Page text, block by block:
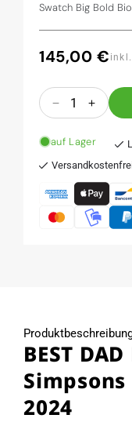
Swatch Big Bold
Normaler
145,00 €
Anzahl
Verringere
Menge
für
DAD
EVER
The
Erhöhe
Menge
für
DAD
EVER
The
auf Lager
BEST
2024